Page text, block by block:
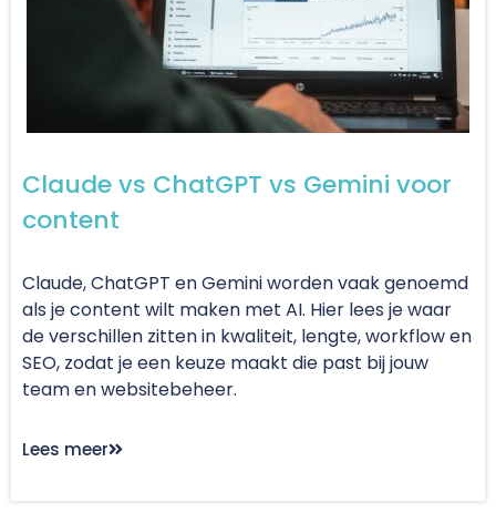
Claude vs ChatGPT vs Gemini voor
content
Claude, ChatGPT en Gemini worden vaak genoemd
als je content wilt maken met AI. Hier lees je waar
de verschillen zitten in kwaliteit, lengte, workflow en
SEO, zodat je een keuze maakt die past bij jouw
team en websitebeheer.
Lees meer